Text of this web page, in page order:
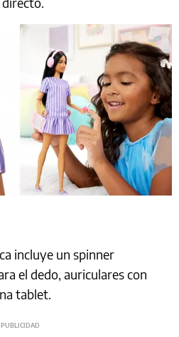
incluye un spinner
el dedo, auriculares con
tablet.